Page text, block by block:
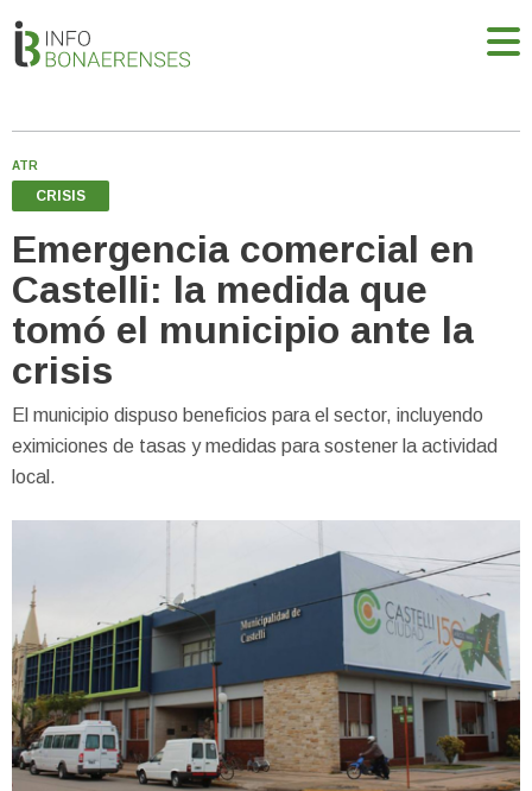
ATR
CRISIS
Emergencia comercial en
Castelli: la medida que
tomó el municipio ante la
crisis
El municipio dispuso beneficios para el sector, incluyendo
eximiciones de tasas y medidas para sostener la actividad
local.